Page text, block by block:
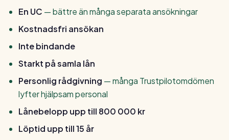
En UC — bättre än många separata ansökningar
Kostnadsfri ansökan
Inte bindande
Starkt på samla lån
Personlig rådgivning — många Trustpilotomdömen
lyfter hjälpsam personal
Lånebelopp upp till 800 000 kr
Löptid upp till 15 år